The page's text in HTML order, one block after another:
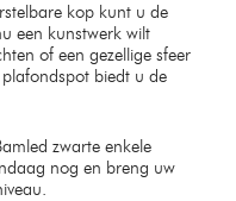
kop kunt u de
een kunstwerk wilt
of een gezellige sfeer
biedt u de
zwarte enkele
nog en breng uw